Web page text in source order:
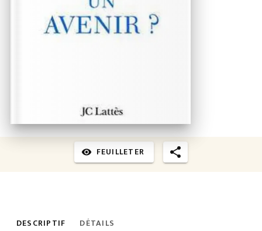
visibility FEUILLETER
DESCRIPTIF DÉTAILS